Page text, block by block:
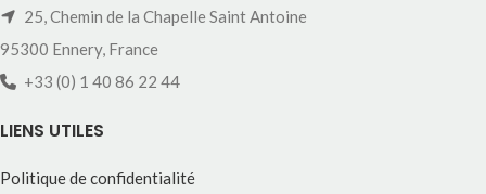
25, Chemin de la Chapelle Saint Antoine
95300 Ennery, France
+33 (0) 1 40 86 22 44
LIENS UTILES
Politique de confidentialité